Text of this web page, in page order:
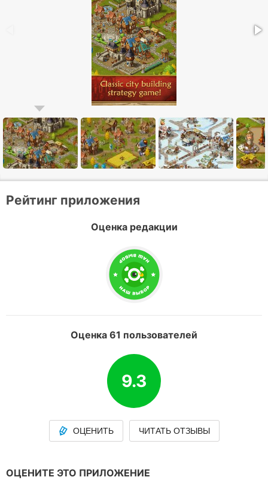
Рейтинг приложения
Оценка редакции
Оценка 61 пользователей
9.3
ОЦЕНИТЬ ЧИТАТЬ ОТЗЫВЫ
ОЦЕНИТЕ ЭТО ПРИЛОЖЕНИЕ